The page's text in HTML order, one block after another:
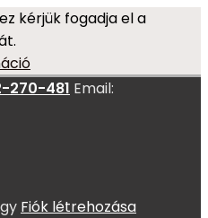
kérjük fogadja el a
270-481 Email:
Fiók létrehozása